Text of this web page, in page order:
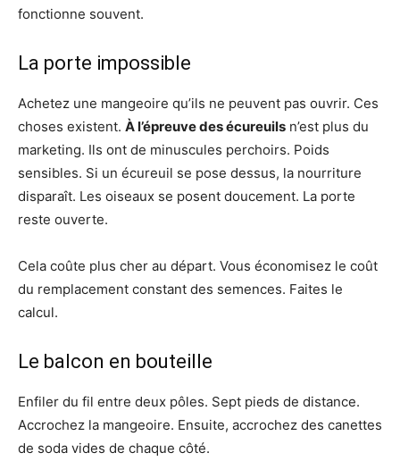
fonctionne souvent.
La porte impossible
Achetez une mangeoire qu’ils ne peuvent pas ouvrir. Ces
choses existent. À l’épreuve des écureuils n’est plus du
marketing. Ils ont de minuscules perchoirs. Poids
sensibles. Si un écureuil se pose dessus, la nourriture
disparaît. Les oiseaux se posent doucement. La porte
reste ouverte.
Cela coûte plus cher au départ. Vous économisez le coût
du remplacement constant des semences. Faites le
calcul.
Le balcon en bouteille
Enfiler du fil entre deux pôles. Sept pieds de distance.
Accrochez la mangeoire. Ensuite, accrochez des canettes
de soda vides de chaque côté.